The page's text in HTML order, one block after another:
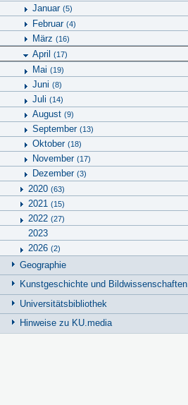
Januar (5)
Februar (4)
März (16)
April (17)
Mai (19)
Juni (8)
Juli (14)
August (9)
September (13)
Oktober (18)
November (17)
Dezember (3)
2020 (63)
2021 (15)
2022 (27)
2023
2026 (2)
Geographie
Kunstgeschichte und Bildwissenschaften
Universitätsbibliothek
Hinweise zu KU.media